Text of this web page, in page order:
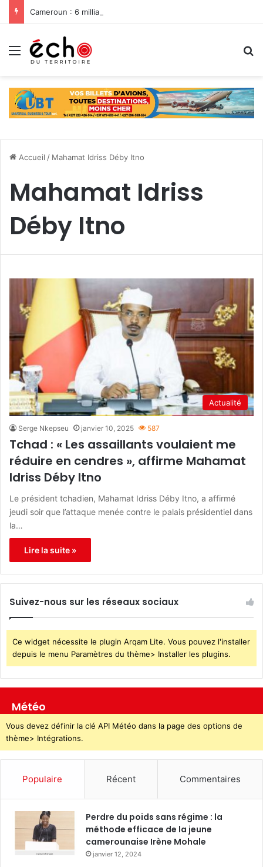
Menu
Accueil / Mahamat Idriss Déby Itno
Mahamat Idriss
Déby Itno
Actualité
Serge Nkepseu janvier 10, 2025 587
Tchad : « Les assaillants voulaient me
réduire en cendres », affirme Mahamat
Idriss Déby Itno
Le président tchadien, Mahamat Idriss Déby Itno, a affirmé
jeudi soir que l’attaque menée contre le palais présidentiel dans
la…
Lire la suite »
Suivez-nous sur les réseaux sociaux
Ce widget nécessite le plugin Arqam Lite. Vous pouvez l'installer
depuis le menu Paramètres du thème> Installer les plugins.
Météo
Vous devez définir la clé API Météo dans la page des options de
thème> Intégrations.
Populaire Récent Commentaires
Perdre du poids sans régime : la
méthode efficace de la jeune
camerounaise Irène Mohale
janvier 12, 2024